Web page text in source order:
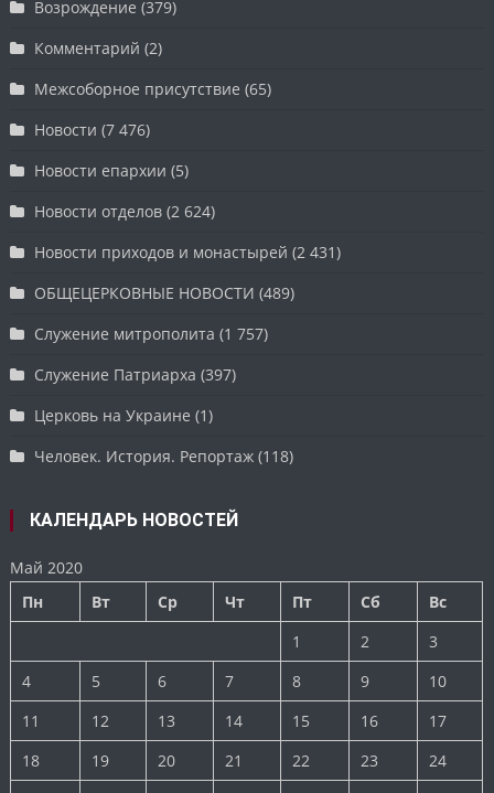
Возрождение (379)
Комментарий (2)
Межсоборное присутствие (65)
Новости (7 476)
Новости епархии (5)
Новости отделов (2 624)
Новости приходов и монастырей (2 431)
ОБЩЕЦЕРКОВНЫЕ НОВОСТИ (489)
Служение митрополита (1 757)
Служение Патриарха (397)
Церковь на Украине (1)
Человек. История. Репортаж (118)
КАЛЕНДАРЬ НОВОСТЕЙ
Май 2020
Пн
Вт Ср Чт Пт Сб
Вс
1
2
3
4
5 6 7 8 9
10
11
12 13 14 15 16
17
18
19 20 21 22 23
24